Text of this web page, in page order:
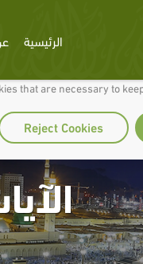
to make our site work well
that are necessary to
Reject Cookies
الرئيسية
الآيات1 و 2 و 3 من